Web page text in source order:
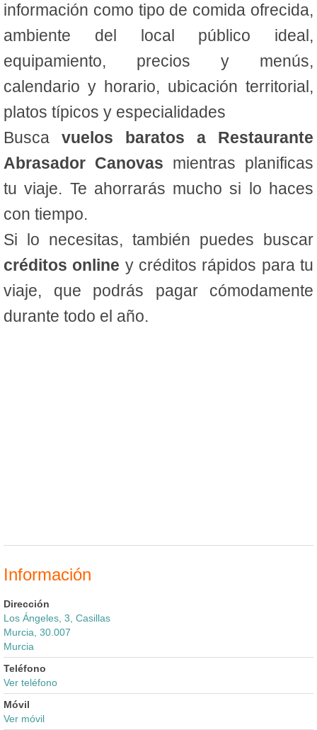
información como tipo de comida ofrecida,
ambiente del local público ideal,
equipamiento, precios y menús,
calendario y horario, ubicación territorial,
platos típicos y especialidades
Busca vuelos baratos a Restaurante
Abrasador Canovas mientras planificas
tu viaje. Te ahorrarás mucho si lo haces
con tiempo.
Si lo necesitas, también puedes buscar
créditos online y créditos rápidos para tu
viaje, que podrás pagar cómodamente
durante todo el año.
Información
Dirección
Los Ángeles, 3, Casillas
Murcia, 30.007
Murcia
Teléfono
Ver teléfono
Móvil
Ver móvil